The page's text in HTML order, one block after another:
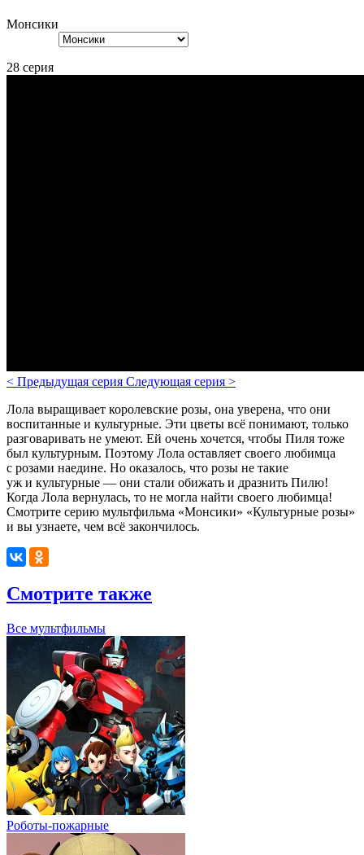
Монсики
28 серия
< Предыдущая серия Следующая серия >
Лола выращивает королевские розы, она уверена, что они
воспитанные и культурные. Эти цветы всё понимают, только
разговаривать не умеют. Ей очень хочется, чтобы Пиля тоже
был культурным. Поэтому Лола оставляет своего любимца
с розами наедине. Но оказалось, что розы не такие
уж и культурные — они стали обижать и дразнить Пилю!
Когда Лола вернулась, то не могла найти своего любимца!
Смотрите серию мультфильма «Монсики» «Культурные розы»
и вы узнаете, чем всё закончилось.
Смотрите также
Все мультфильмы
Роботы-пожарные